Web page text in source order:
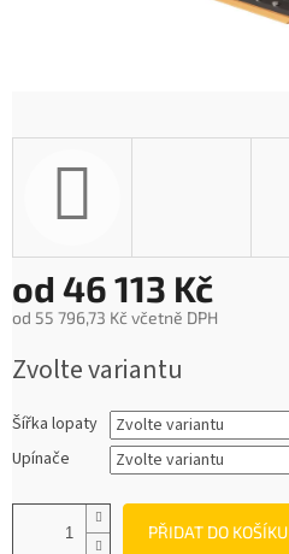
od 46 113 Kč
od 55 796,73 Kč včetně DPH
cena:
Zvolte variantu
Šířka lopaty
Upínače
PŘIDAT DO KOŠÍKU